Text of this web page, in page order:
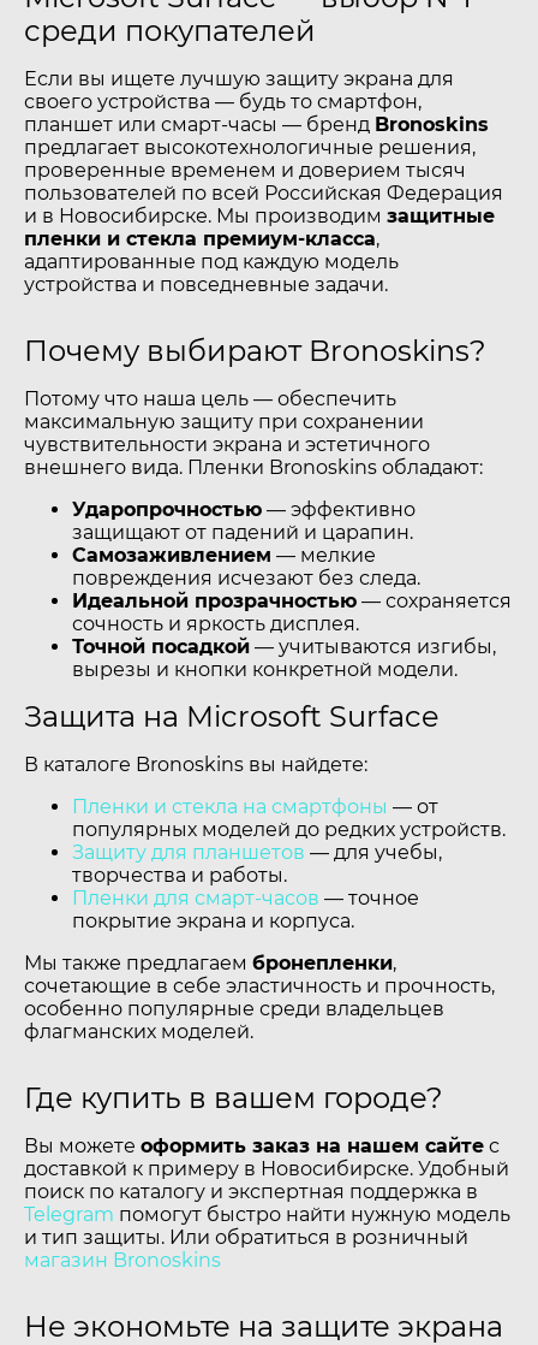
среди покупателей
Если вы ищете лучшую защиту экрана для
своего устройства — будь то смартфон,
планшет или смарт-часы — бренд Bronoskins
предлагает высокотехнологичные решения,
проверенные временем и доверием тысяч
пользователей по всей Российская Федерация
и в Новосибирске. Мы производим защитные
пленки и стекла премиум-класса,
адаптированные под каждую модель
устройства и повседневные задачи.
Почему выбирают Bronoskins?
Потому что наша цель — обеспечить
максимальную защиту при сохранении
чувствительности экрана и эстетичного
внешнего вида. Пленки Bronoskins обладают:
Ударопрочностью — эффективно
защищают от падений и царапин.
Самозаживлением — мелкие
повреждения исчезают без следа.
Идеальной прозрачностью — сохраняется
сочность и яркость дисплея.
Точной посадкой — учитываются изгибы,
вырезы и кнопки конкретной модели.
Защита на Microsoft Surface
В каталоге Bronoskins вы найдете:
Пленки и стекла на смартфоны — от
популярных моделей до редких устройств.
Защиту для планшетов — для учебы,
творчества и работы.
Пленки для смарт-часов — точное
покрытие экрана и корпуса.
Мы также предлагаем бронепленки,
сочетающие в себе эластичность и прочность,
особенно популярные среди владельцев
флагманских моделей.
Где купить в вашем городе?
Вы можете оформить заказ на нашем сайте с
доставкой к примеру в Новосибирске. Удобный
поиск по каталогу и экспертная поддержка в
Telegram помогут быстро найти нужную модель
и тип защиты. Или обратиться в розничный
магазин Bronoskins
Не экономьте на защите экрана